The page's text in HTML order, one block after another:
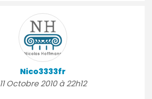
Nico3333fr
11 Octobre 2010 à 22h12